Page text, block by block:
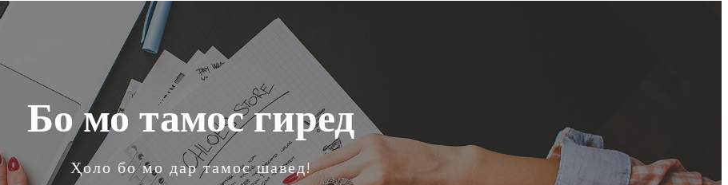
Бо мо тамос гиред
Ҳоло бо мо дар тамос шавед!